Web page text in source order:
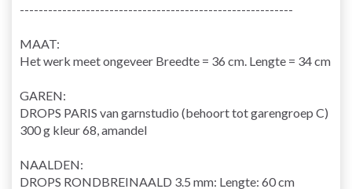
----------------------------------------------------------
MAAT:
Het werk meet ongeveer Breedte = 36 cm. Lengte = 34 cm
GAREN:
DROPS PARIS van garnstudio (behoort tot garengroep C)
300 g kleur 68, amandel
NAALDEN:
DROPS RONDBREINAALD 3.5 mm: Lengte: 60 cm